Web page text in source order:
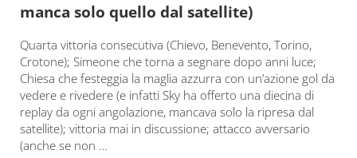
manca solo quello dal satellite)
Quarta vittoria consecutiva (Chievo, Benevento, Torino,
Crotone); Simeone che torna a segnare dopo anni luce;
Chiesa che festeggia la maglia azzurra con un’azione gol da
vedere e rivedere (e infatti Sky ha offerto una diecina di
replay da ogni angolazione, mancava solo la ripresa dal
satellite); vittoria mai in discussione; attacco avversario
(anche se non …